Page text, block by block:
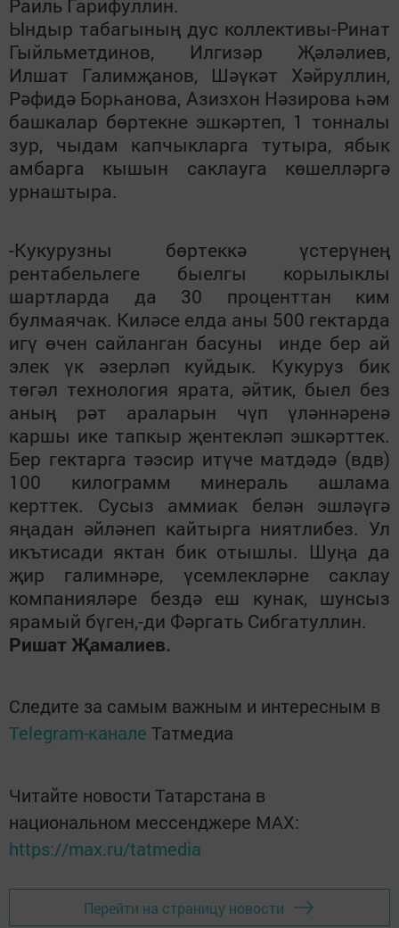
Раиль Гарифуллин.
Ындыр табагының дус коллективы-Ринат
Гыйльметдинов, Илгизәр Җәләлиев,
Илшат Галимҗанов, Шәүкәт Хәйруллин,
Рәфидә Борһанова, Азизхон Нәзирова һәм
башкалар бөртекне эшкәртеп, 1 тонналы
зур, чыдам капчыкларга тутыра, ябык
амбарга кышын саклауга көшелләргә
урнаштыра.
-Кукурузны бөртеккә үстерүнең
рентабельлеге быелгы корылыклы
шартларда да 30 проценттан ким
булмаячак. Киләсе елда аны 500 гектарда
игү өчен сайланган басуны инде бер ай
элек үк әзерләп куйдык. Кукуруз бик
төгәл технология ярата, әйтик, быел без
аның рәт араларын чүп үләннәренә
каршы ике тапкыр җентекләп эшкәрттек.
Бер гектарга тәэсир итүче матдәдә (вдв)
100 килограмм минераль ашлама
керттек. Сусыз аммиак белән эшләүгә
яңадан әйләнеп кайтырга ниятлибез. Ул
икътисади яктан бик отышлы. Шуңа да
җир галимнәре, үсемлекләрне саклау
компанияләре бездә еш кунак, шунсыз
ярамый бүген,-ди Фәргать Сибгатуллин.
Ришат Җамалиев.
Следите за самым важным и интересным в
Telegram-канале Татмедиа
Читайте новости Татарстана в
национальном мессенджере MАХ:
https://max.ru/tatmedia
Перейти на страницу новости